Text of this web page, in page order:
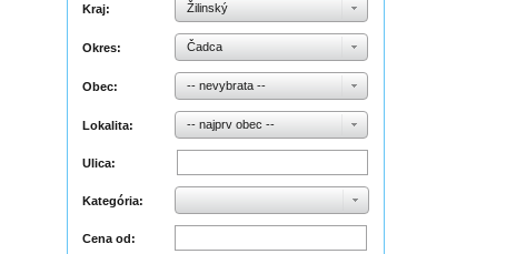
Kraj: Žilinský
Okres: Čadca
Obec: -- nevybrata --
Lokalita: -- najprv obec --
Ulica:
Kategória:
Cena od: